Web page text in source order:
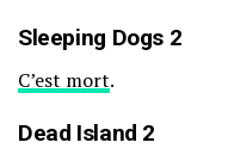
Sleeping Dogs 2
C’est mort.
Dead Island 2